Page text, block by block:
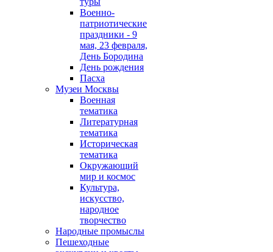
Военно-
патриотические
праздники - 9
мая, 23 февраля,
День Бородина
День рождения
Пасха
Музеи Москвы
Военная
тематика
Литературная
тематика
Историческая
тематика
Окружающий
мир и космос
Культура,
искусство,
народное
творчество
Народные промыслы
Пешеходные